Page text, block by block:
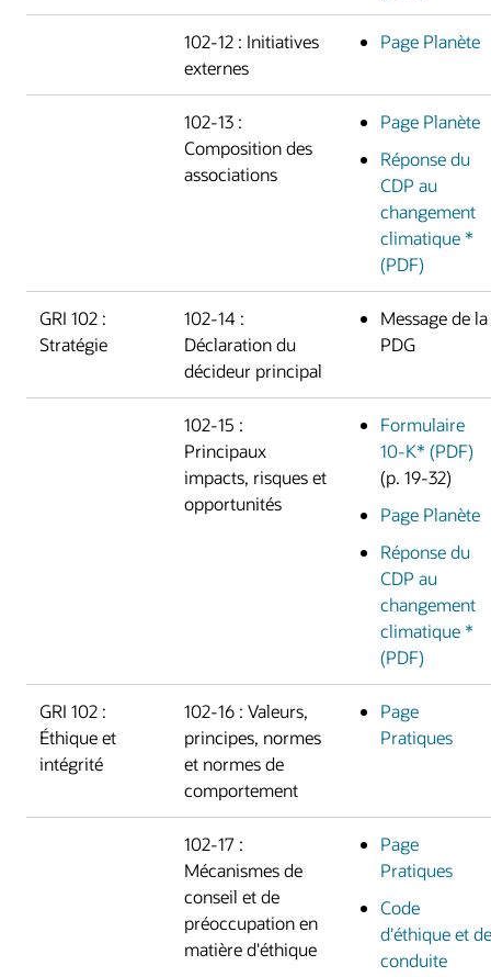
102-12 : Initiatives
externes
Page Planète
102-13 :
Composition des
associations
Page Planète
Réponse du
CDP au
changement
climatique *
(PDF)
GRI 102 :
Stratégie
102-14 :
Déclaration du
décideur principal
Message de la
PDG
102-15 :
Principaux
impacts, risques et
opportunités
Formulaire
10-K* (PDF)
(p. 19-32)
Page Planète
Réponse du
CDP au
changement
climatique *
(PDF)
GRI 102 :
Éthique et
intégrité
102-16 : Valeurs,
principes, normes
et normes de
comportement
Page
Pratiques
102-17 :
Mécanismes de
conseil et de
préoccupation en
matière d'éthique
Page
Pratiques
Code
d'éthique et de
conduite